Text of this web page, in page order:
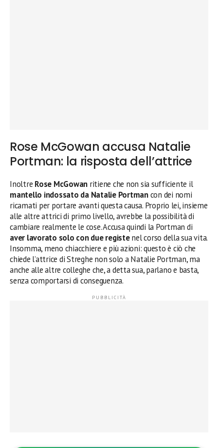
Rose McGowan accusa Natalie
Portman: la risposta dell’attrice
Inoltre Rose McGowan ritiene che non sia sufficiente il
mantello indossato da Natalie Portmancon dei nomi
ricamati per portare avanti questa causa. Proprio lei, insieme
alle altre attrici di primo livello, avrebbe la possibilità di
cambiare realmente le cose. Accusa quindi la Portman di
aver lavorato solo con due registenel corso della sua vita.
Insomma, meno chiacchiere e più azioni: questo è ciò che
chiede l’attrice di Streghe non solo a Natalie Portman, ma
anche alle altre colleghe che, a detta sua, parlano e basta,
senza comportarsi di conseguenza.